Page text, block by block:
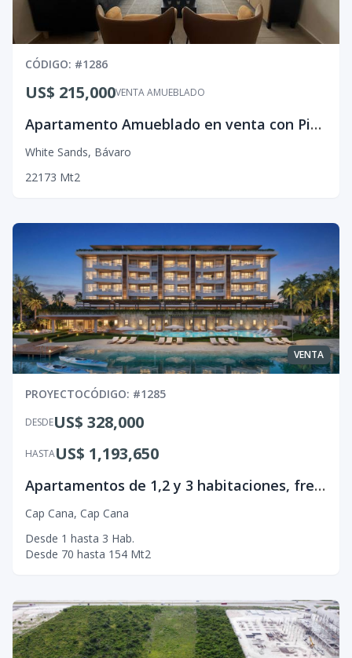
CÓDIGO: #1286
VENTA AMUEBLADO
US$ 215,000
Apartamento Amueblado en venta con Picuzzi Privado
White Sands, Bávaro
221 73 Mt2
VENTA
PROYECTOCÓDIGO: #1285
DESDEUS$ 328,000
HASTAUS$ 1,193,650
Apartamentos de 1,2 y 3 habitaciones, frente al espectacular Lago Azul de Cap Cana
Cap Cana, Cap Cana
Desde 1 hasta 3 Hab.
Desde 70 hasta 154 Mt2